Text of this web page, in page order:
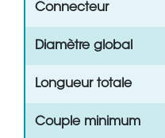
Connecteur
Diamètre global
Longueur totale
Couple minimum